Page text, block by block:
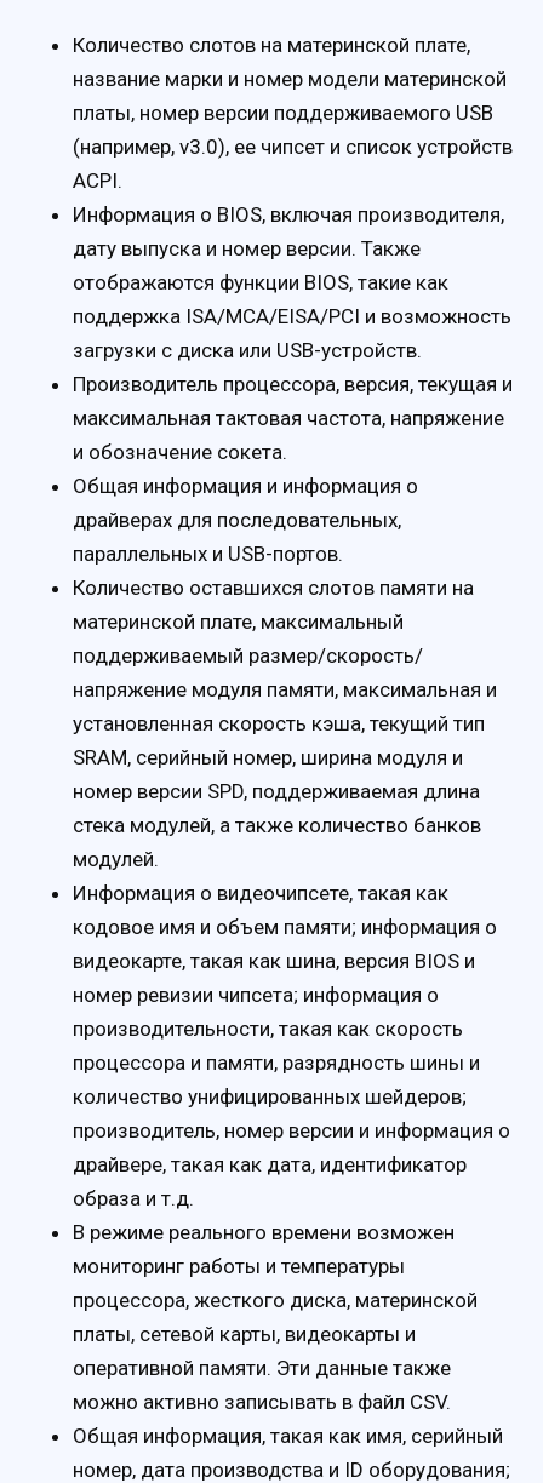
Количество слотов на материнской плате,
название марки и номер модели материнской
платы, номер версии поддерживаемого USB
(например, v3.0), ее чипсет и список устройств
ACPI.
Информация о BIOS, включая производителя,
дату выпуска и номер версии. Также
отображаются функции BIOS, такие как
поддержка ISA/MCA/EISA/PCI и возможность
загрузки с диска или USB-устройств.
Производитель процессора, версия, текущая и
максимальная тактовая частота, напряжение
и обозначение сокета.
Общая информация и информация о
драйверах для последовательных,
параллельных и USB-портов.
Количество оставшихся слотов памяти на
материнской плате, максимальный
поддерживаемый размер/скорость/
напряжение модуля памяти, максимальная и
установленная скорость кэша, текущий тип
SRAM, серийный номер, ширина модуля и
номер версии SPD, поддерживаемая длина
стека модулей, а также количество банков
модулей.
Информация о видеочипсете, такая как
кодовое имя и объем памяти; информация о
видеокарте, такая как шина, версия BIOS и
номер ревизии чипсета; информация о
производительности, такая как скорость
процессора и памяти, разрядность шины и
количество унифицированных шейдеров;
производитель, номер версии и информация о
драйвере, такая как дата, идентификатор
образа и т.д.
В режиме реального времени возможен
мониторинг работы и температуры
процессора, жесткого диска, материнской
платы, сетевой карты, видеокарты и
оперативной памяти. Эти данные также
можно активно записывать в файл CSV.
Общая информация, такая как имя, серийный
номер, дата производства и ID оборудования;